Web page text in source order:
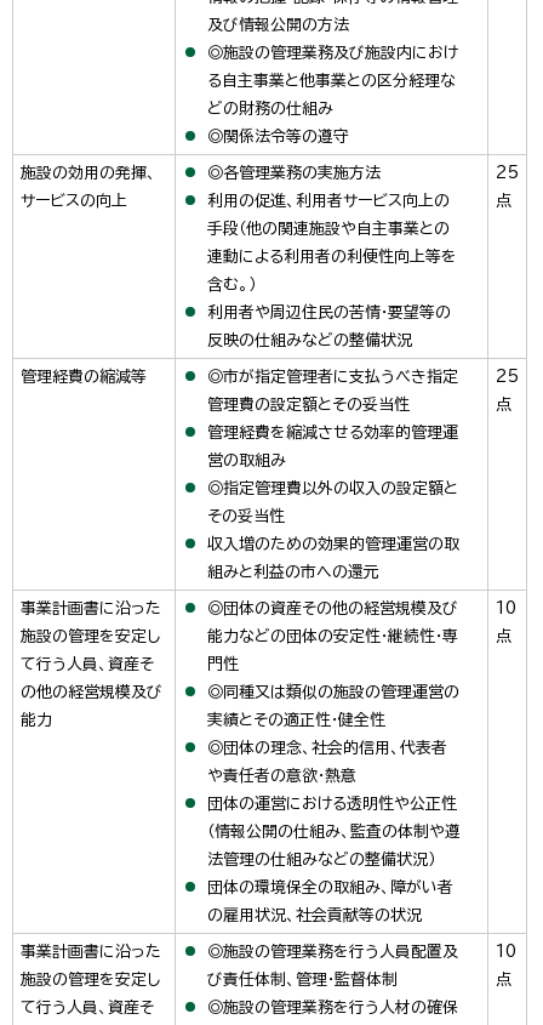
及び情報公開の方法
◎施設の管理業務及び施設内におけ
る自主事業と他事業との区分経理な
どの財務の仕組み
◎関係法令等の遵守
施設の効用の発揮、
サービスの向上
◎各管理業務の実施方法
利用の促進、利用者サービス向上の
手段（他の関連施設や自主事業との
連動による利用者の利便性向上等を
含む。）
利用者や周辺住民の苦情・要望等の
反映の仕組みなどの整備状況
25
点
管理経費の縮減等
◎市が指定管理者に支払うべき指定
管理費の設定額とその妥当性
管理経費を縮減させる効率的管理運
営の取組み
◎指定管理費以外の収入の設定額と
その妥当性
収入増のための効果的管理運営の取
組みと利益の市への還元
25
点
事業計画書に沿った
施設の管理を安定し
て行う人員、資産そ
の他の経営規模及び
能力
◎団体の資産その他の経営規模及び
能力などの団体の安定性・継続性・専
門性
◎同種又は類似の施設の管理運営の
実績とその適正性・健全性
◎団体の理念、社会的信用、代表者
や責任者の意欲・熱意
団体の運営における透明性や公正性
（情報公開の仕組み、監査の体制や遵
法管理の仕組みなどの整備状況）
団体の環境保全の取組み、障がい者
の雇用状況、社会貢献等の状況
10
点
事業計画書に沿った
施設の管理を安定し
て行う人員、資産そ
◎施設の管理業務を行う人員配置及
び責任体制、管理・監督体制
◎施設の管理業務を行う人材の確保
10
点